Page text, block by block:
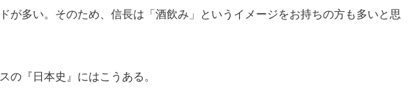
が多い。そのため、信長は「酒飲み」というイメージをお持ちの方も多いと思
『日本史』にはこうある。